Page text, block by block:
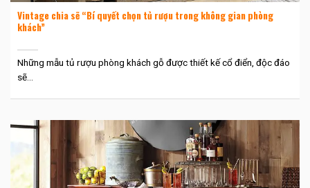
Vintage chia sẽ “Bí quyết chọn tủ rượu trong không gian phòng
khách”
Những mẫu tủ rượu phòng khách gỗ được thiết kế cổ điển, độc đáo
sẽ...